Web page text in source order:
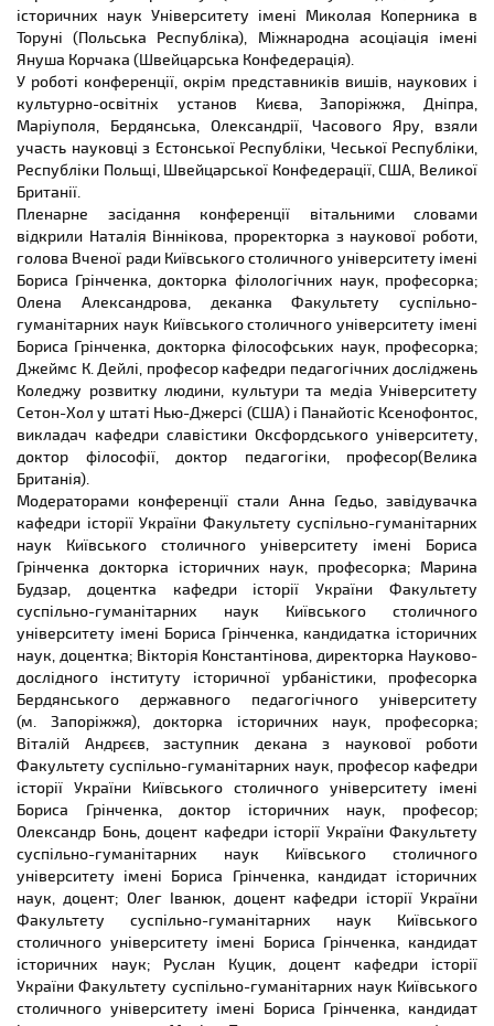
історичних наук Університету імені Миколая Коперника в
Торуні (Польська Республіка), Міжнародна асоціація імені
Януша Корчака (Швейцарська Конфедерація).
У роботі конференції, окрім представників вишів, наукових і
культурно-освітніх установ Києва, Запоріжжя, Дніпра,
Маріуполя, Бердянська, Олександрії, Часового Яру, взяли
участь науковці з Естонської Республіки, Чеської Республіки,
Республіки Польщі, Швейцарської Конфедерації, США, Великої
Британії.
Пленарне засідання конференції вітальними словами
відкрили Наталія Віннікова, проректорка з наукової роботи,
голова Вченої ради Київського столичного університету імені
Бориса Грінченка, докторка філологічних наук, професорка;
Олена Александрова, деканка Факультету суспільно-
гуманітарних наук Київського столичного університету імені
Бориса Грінченка, докторка філософських наук, професорка;
Джеймс К. Дейлі, професор кафедри педагогічних досліджень
Коледжу розвитку людини, культури та медіа Університету
Сетон-Хол у штаті Нью-Джерсі (США) і Панайотіс Ксенофонтос,
викладач кафедри славістики Оксфордського університету,
доктор філософії, доктор педагогіки, професор(Велика
Британія).
Модераторами конференції стали Анна Гедьо, завідувачка
кафедри історії України Факультету суспільно-гуманітарних
наук Київського столичного університету імені Бориса
Грінченка докторка історичних наук, професорка; Марина
Будзар, доцентка кафедри історії України Факультету
суспільно-гуманітарних наук Київського столичного
університету імені Бориса Грінченка, кандидатка історичних
наук, доцентка; Вікторія Константінова, директорка Науково-
дослідного інституту історичної урбаністики, професорка
Бердянського державного педагогічного університету
(м. Запоріжжя), докторка історичних наук, професорка;
Віталій Андрєєв, заступник декана з наукової роботи
Факультету суспільно-гуманітарних наук, професор кафедри
історії України Київського столичного університету імені
Бориса Грінченка, доктор історичних наук, професор;
Олександр Бонь, доцент кафедри історії України Факультету
суспільно-гуманітарних наук Київського столичного
університету імені Бориса Грінченка, кандидат історичних
наук, доцент; Олег Іванюк, доцент кафедри історії України
Факультету суспільно-гуманітарних наук Київського
столичного університету імені Бориса Грінченка, кандидат
історичних наук; Руслан Куцик, доцент кафедри історії
України Факультету суспільно-гуманітарних наук Київського
столичного університету імені Бориса Грінченка, кандидат